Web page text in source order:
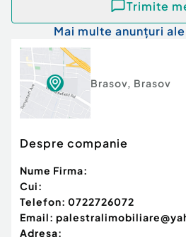
Trimite
Mai multe anunțuri
Brasov, Brasov
Despre companie
Nume Firma:
Cui:
Telefon: 0722726072
Email:
Adresa: